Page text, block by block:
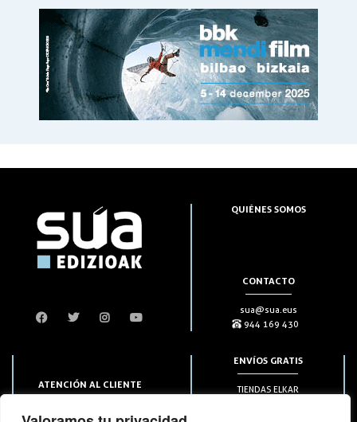
QUIÉNES SOMOS
CONTACTO
sua@sua.eus
944 169 430
ATENCIÓN AL CLIENTE
ENVÍOS GRATIS
TIENDAS ELKAR